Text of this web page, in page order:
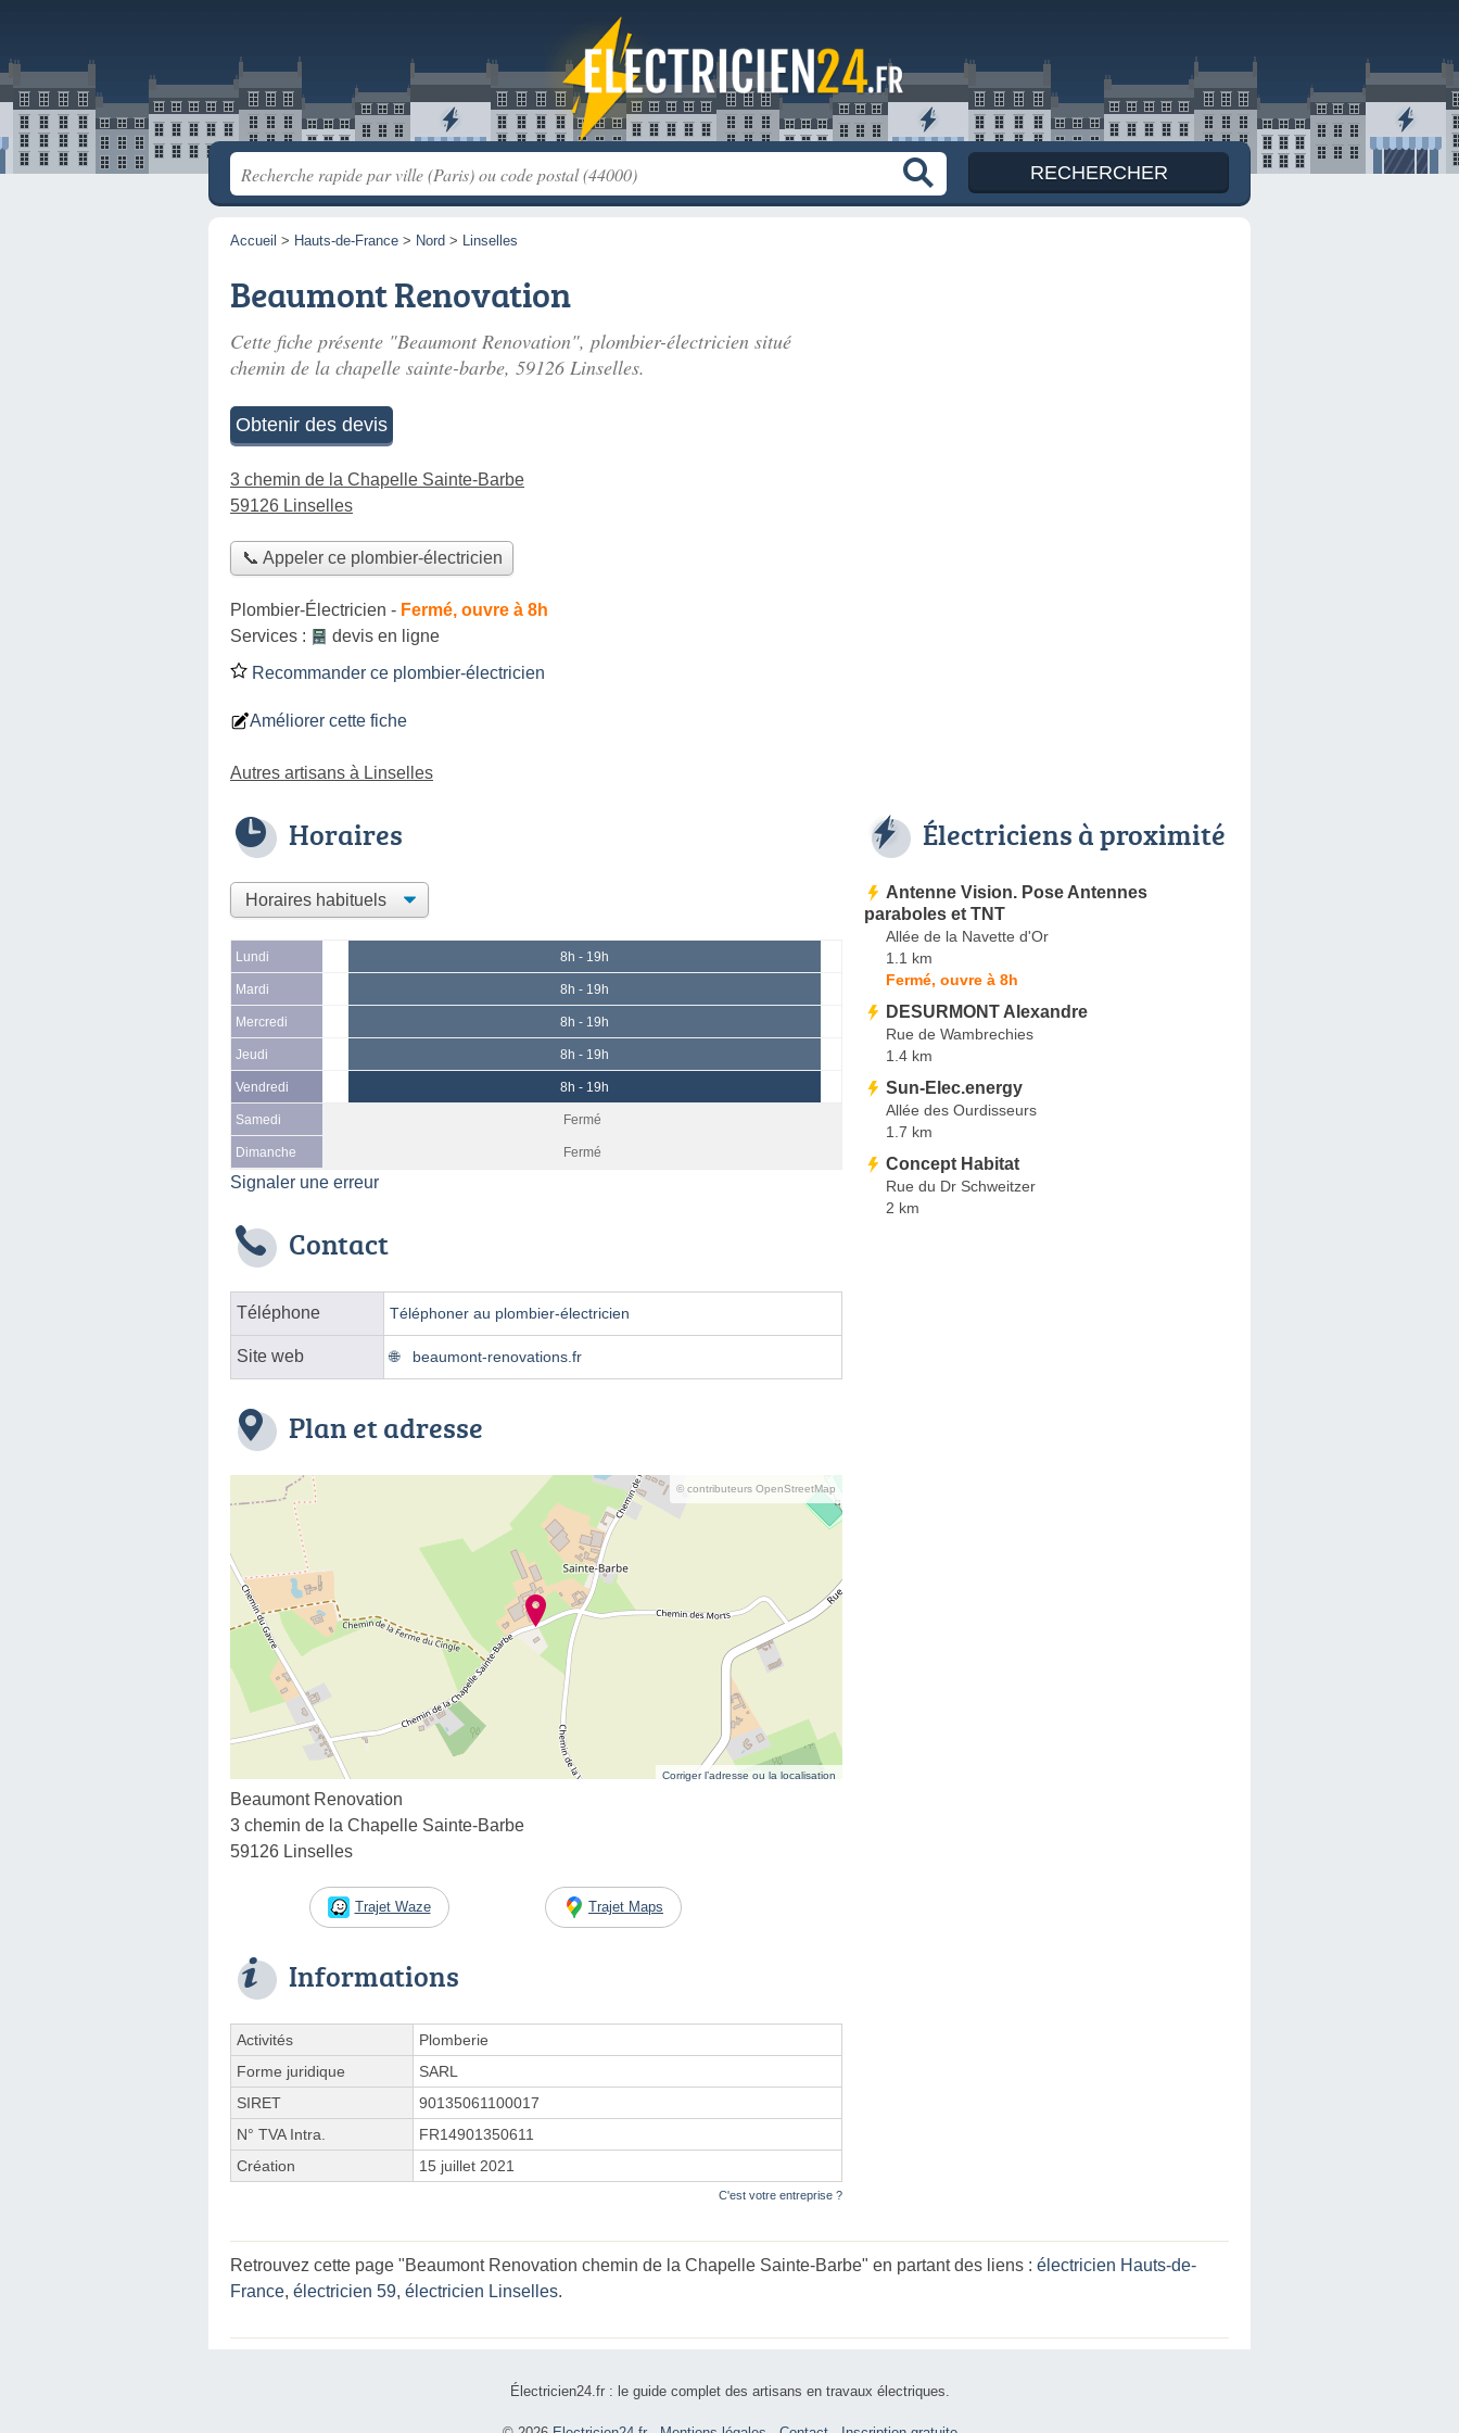
Accueil > Hauts-de-France > Nord > Linselles
Beaumont Renovation
Cette fiche présente "Beaumont Renovation", plombier-électricien situé
chemin de la chapelle sainte-barbe, 59126 Linselles.
Obtenir des devis
3 chemin de la Chapelle Sainte-Barbe
59126 Linselles
📞 Appeler ce plombier-électricien
Plombier-Électricien - Fermé, ouvre à 8h
Services :
devis en ligne
Recommander ce plombier-électricien
Améliorer cette fiche
Autres artisans à Linselles
Horaires
Lundi 8h - 19h
Mardi 8h - 19h
Mercredi 8h - 19h
Jeudi 8h - 19h
Vendredi 8h - 19h
Samedi Fermé
Dimanche Fermé
Signaler une erreur
Contact
Téléphone Téléphoner au plombier-électricien
Site web beaumont-renovations.fr
Plan et adresse
© contributeurs OpenStreetMap
Corriger l’adresse ou la localisation
Beaumont Renovation
3 chemin de la Chapelle Sainte-Barbe
59126 Linselles
Trajet Waze Trajet Maps
Informations
Activités
Plomberie
Forme juridique
SARL
SIRET
90135061100017
N° TVA Intra.
FR14901350611
Création
15 juillet 2021
C'est votre entreprise ?
Électriciens à proximité
Antenne Vision. Pose Antennes
paraboles et TNT
Allée de la Navette d'Or
1.1 km
Fermé, ouvre à 8h
DESURMONT Alexandre
Rue de Wambrechies
1.4 km
Sun-Elec.energy
Allée des Ourdisseurs
1.7 km
Concept Habitat
Rue du Dr Schweitzer
2 km
Retrouvez cette page "Beaumont Renovation chemin de la Chapelle Sainte-Barbe" en partant des liens : électricien Hauts-de-
France, électricien 59, électricien Linselles.
Électricien24.fr : le guide complet des artisans en travaux électriques.